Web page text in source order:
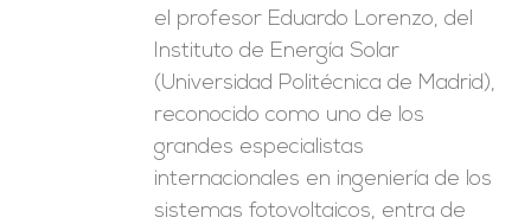
el profesor Eduardo Lorenzo, del
Instituto de Energía Solar
(Universidad Politécnica de Madrid),
reconocido como uno de los
grandes especialistas
internacionales en ingeniería de los
sistemas fotovoltaicos, entra de